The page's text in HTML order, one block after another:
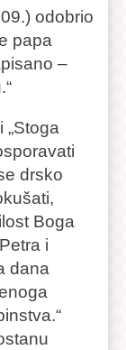
odobrio
papa
–
drsko
Boga
i
dana